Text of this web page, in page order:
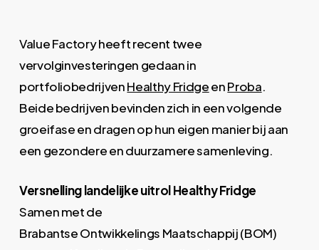
Value Factory heeft recent twee
vervolginvesteringen gedaan in
portfoliobedrijvenHealthy FridgeenProba.
Beide bedrijven bevinden zich in een volgende
groeifase en dragen op hun eigen manier bij aan
een gezondere en duurzamere samenleving.
Versnelling landelijke uitrol Healthy Fridge
Samen met de
Brabantse Ontwikkelings Maatschappij (BOM)